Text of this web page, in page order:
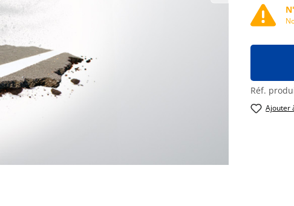
Réf.
Ajouter